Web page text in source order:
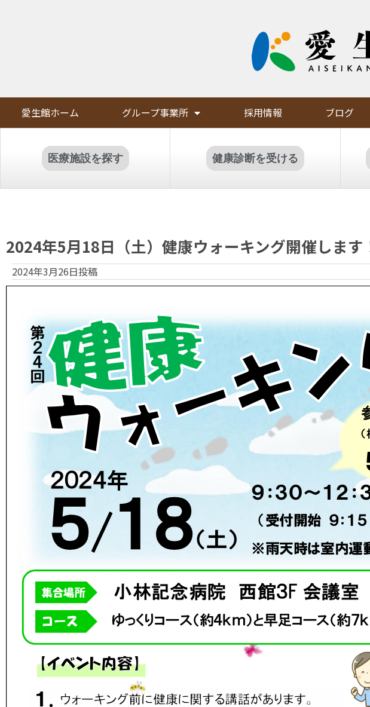
愛生館ホーム グループ事業所 採用情報 ブログ
医療施設を探す 健康診断を受ける
2024年5月18日（土）健康ウォーキング開催します
2024年3月26日投稿